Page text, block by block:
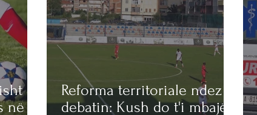
në
Reforma territoriale ndez
debatin: Kush do t'i mbajë